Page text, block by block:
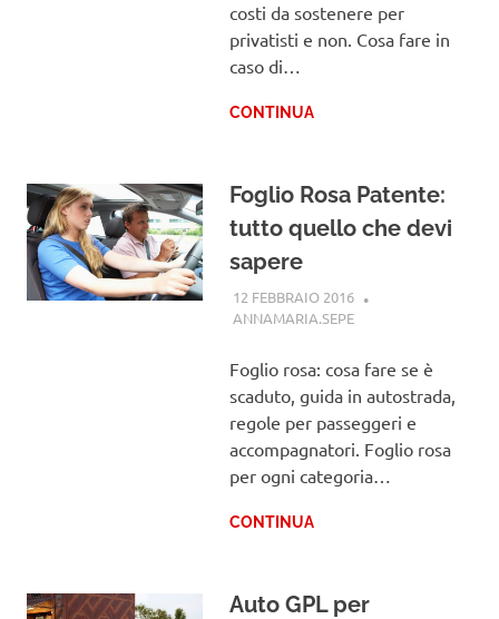
costi da sostenere per
privatisti e non. Cosa fare in
caso di…
CONTINUA
Foglio Rosa Patente:
tutto quello che devi
sapere
12 FEBBRAIO 2016
ANNAMARIA.SEPEPATENTE
Foglio rosa: cosa fare se è
scaduto, guida in autostrada,
regole per passeggeri e
accompagnatori. Foglio rosa
per ogni categoria…
CONTINUA
Auto GPL per